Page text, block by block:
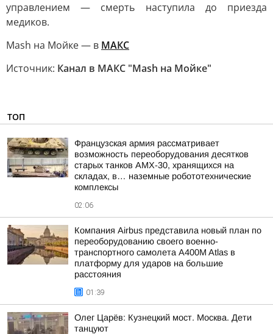
управлением — смерть наступила до приезда
медиков.
Mash на Мойке — в МАКС
Источник: Канал в МАКС "Mash на Мойке"
ТОП
Французская армия рассматривает
возможность переоборудования десятков
старых танков AMX-30, хранящихся на
складах, в… наземные робототехнические
комплексы
02:06
Компания Airbus представила новый план по
переоборудованию своего военно-
транспортного самолета A400M Atlas в
платформу для ударов на большие
расстояния
01:39
Олег Царёв: Кузнецкий мост. Москва. Дети
танцуют